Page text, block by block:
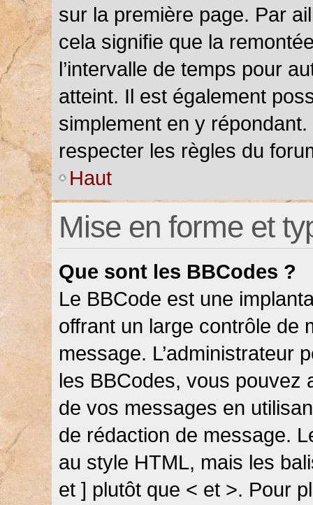
sur la première page. Par
cela signifie que la
l’intervalle de temps pour
atteint. Il est également
simplement en y
respecter les règles du
Haut
Mise en forme et
Que sont les BBCodes ?
Le BBCode est une
offrant un large contrôle de
message. L’administrateur
les BBCodes, vous pouvez
de vos messages en
de rédaction de message.
au style HTML, mais les
et ] plutôt que < et >. Pour